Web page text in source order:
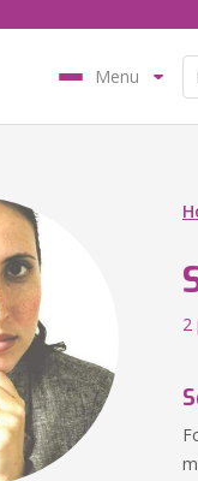
Menu
2